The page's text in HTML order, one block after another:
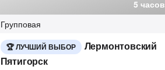
5 часов
Групповая
ЛУЧШИЙ ВЫБОР
Лермонтовский
Пятигорск